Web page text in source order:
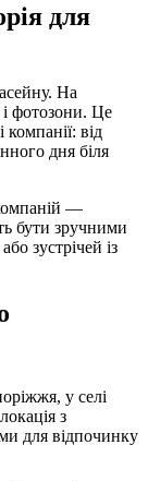
для
На
і фотозони. Це
від
дня біля
—
бути зручними
зустрічей із
у селі
з
для відпочинку